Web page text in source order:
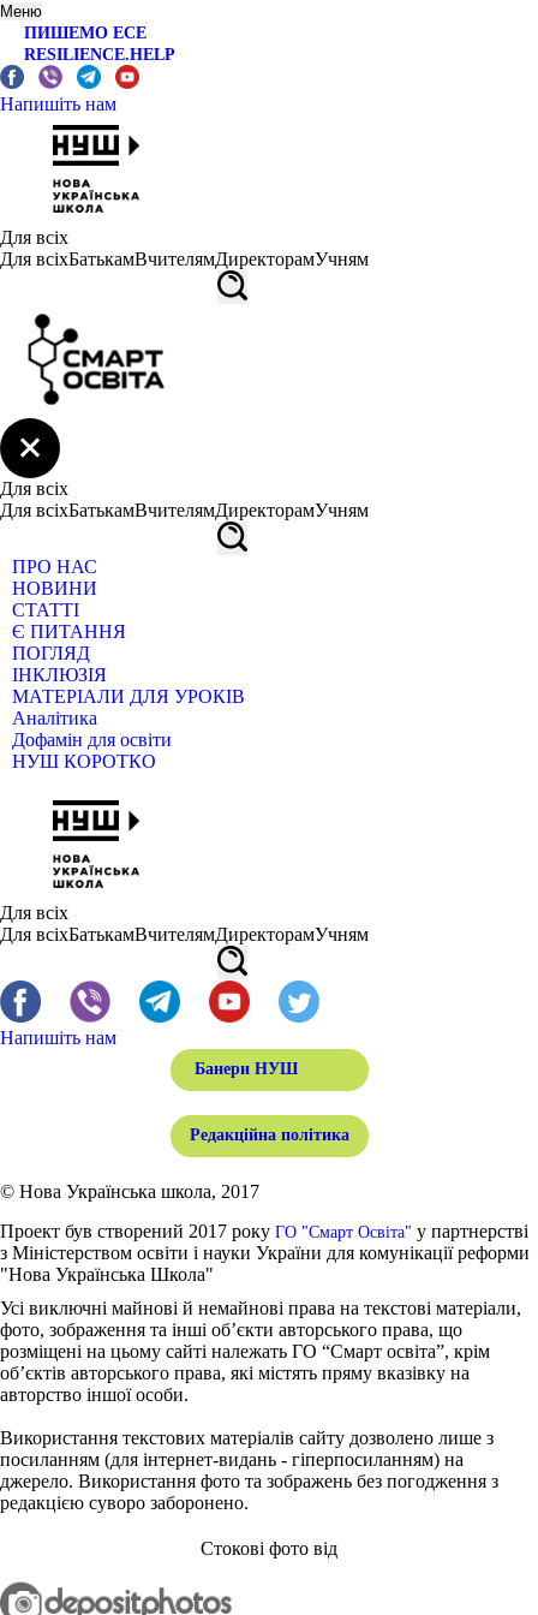
Меню
ПИШЕМО ЕСЕ
RESILIENCE.HELP
Напишіть нам
Для всіх
Для всіхБатькамВчителямДиректорамУчням
Для всіх
Для всіхБатькамВчителямДиректорамУчням
ПРО НАС
НОВИНИ
СТАТТІ
Є ПИТАННЯ
ПОГЛЯД
ІНКЛЮЗІЯ
МАТЕРІАЛИ ДЛЯ УРОКІВ
Аналітика
Дофамін для освіти
НУШ КОРОТКО
Для всіх
Для всіхБатькамВчителямДиректорамУчням
Напишіть нам
Банери НУШ
Редакційна політика
© Нова Українська школа, 2017
Проект був створений 2017 року ГО "Смарт Освіта" у партнерстві
з Міністерством освіти і науки України для комунікації реформи
"Нова Українська Школа"
Усі виключні майнові й немайнові права на текстові матеріали,
фото, зображення та інші об’єкти авторського права, що
розміщені на цьому сайті належать ГО “Смарт освіта”, крім
об’єктів авторського права, які містять пряму вказівку на
авторство іншої особи.
Використання текстових матеріалів сайту дозволено лише з
посиланням (для інтернет-видань - гіперпосиланням) на
джерело. Використання фото та зображень без погодження з
редакцією суворо заборонено.
Стокові фото від